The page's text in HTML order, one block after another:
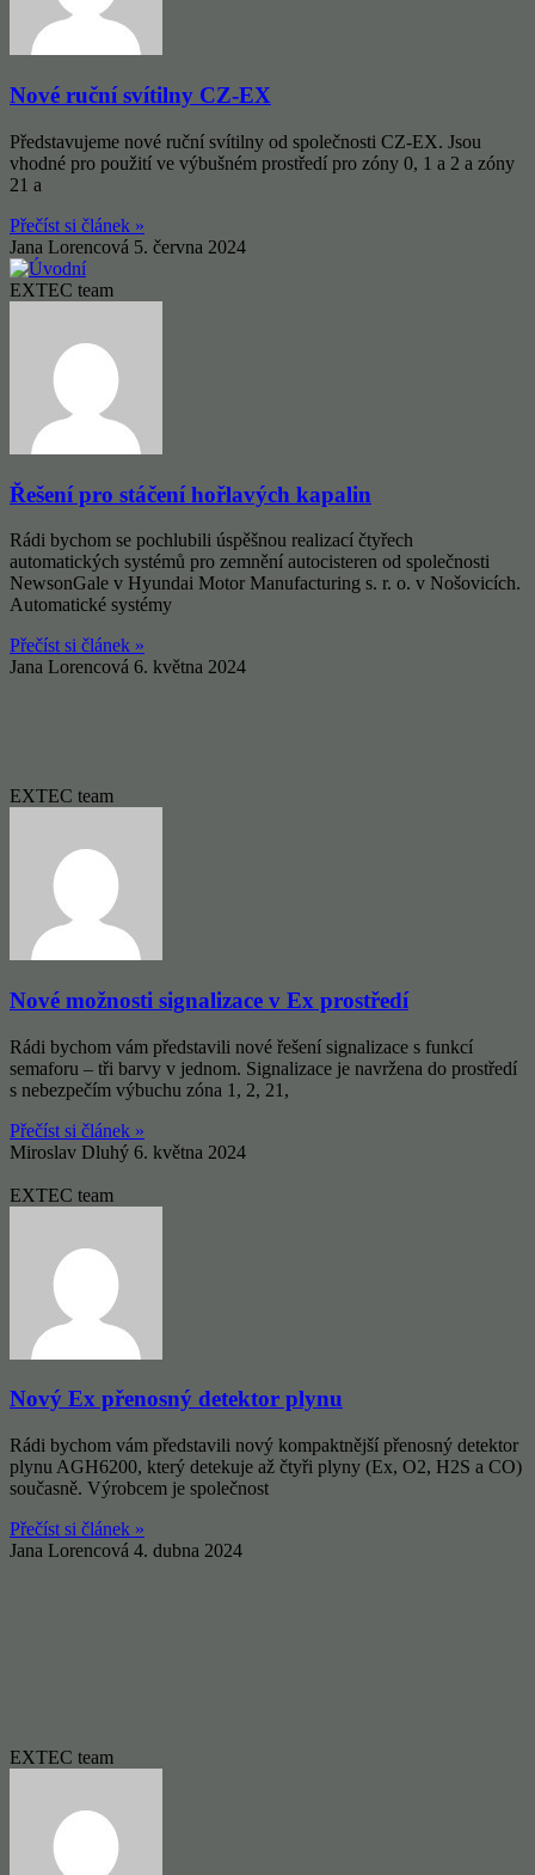
Nové ruční svítilny CZ-EX
Představujeme nové ruční svítilny od společnosti CZ-EX. Jsou
vhodné pro použití ve výbušném prostředí pro zóny 0, 1 a 2 a zóny
21 a
Přečíst si článek »
Jana Lorencová 5. června 2024
EXTEC team
Řešení pro stáčení hořlavých kapalin
Rádi bychom se pochlubili úspěšnou realizací čtyřech
automatických systémů pro zemnění autocisteren od společnosti
NewsonGale v Hyundai Motor Manufacturing s. r. o. v Nošovicích.
Automatické systémy
Přečíst si článek »
Jana Lorencová 6. května 2024
EXTEC team
Nové možnosti signalizace v Ex prostředí
Rádi bychom vám představili nové řešení signalizace s funkcí
semaforu – tři barvy v jednom. Signalizace je navržena do prostředí
s nebezpečím výbuchu zóna 1, 2, 21,
Přečíst si článek »
Miroslav Dluhý 6. května 2024
EXTEC team
Nový Ex přenosný detektor plynu
Rádi bychom vám představili nový kompaktnější přenosný detektor
plynu AGH6200, který detekuje až čtyři plyny (Ex, O2, H2S a CO)
současně. Výrobcem je společnost
Přečíst si článek »
Jana Lorencová 4. dubna 2024
EXTEC team